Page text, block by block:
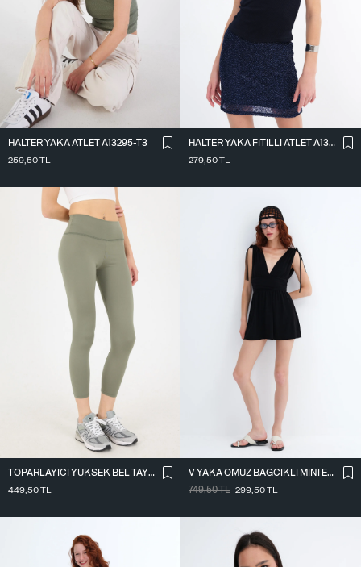
HALTER YAKA ATLET A13295-T3
259,50TL
HALTER YAKA FITILLI ATLET A13294-L7
279,50TL
TOPARLAYICI YÜKSEK BEL TAYT TYT4000-R11
449,50TL
V YAKA OMUZ BAĞCIKLI MINI ELBISE E3394
749,50TL 299,50TL